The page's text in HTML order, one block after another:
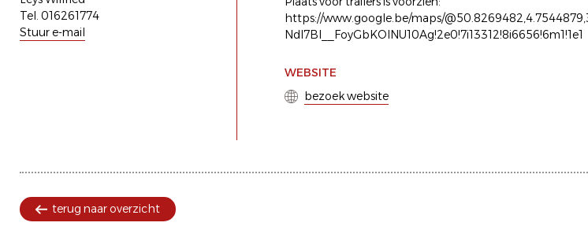
Tel. 016261774
Stuur e-mail
https://www.google.be/maps/
Ndl7Bl__FoyGbKOlNU10Ag!2e0!7i13312!8i6656!6m1!1e1
WEBSITE
bezoek website
terug naar overzicht